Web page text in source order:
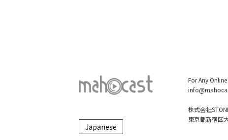
For Any
株式会社
東京都新宿区